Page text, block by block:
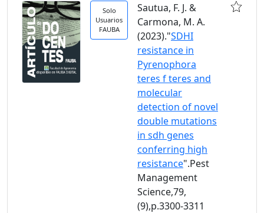
Solo
Usuarios
FAUBA
Sautua, F. J. &
Carmona, M. A.
(2023)."SDHI
resistance in
Pyrenophora
teres f teres and
molecular
detection of novel
double mutations
in sdh genes
conferring high
resistance".Pest
Management
Science,79,
(9),p.3300-3311